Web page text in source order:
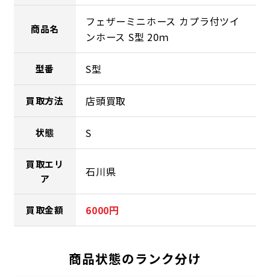
商品名
フェザーミニホース カプラ付ツイ
ンホース S型 20ｍ
型番 S型
買取方法 店頭買取
状態 S
買取エリ
ア
石川県
買取金額 6000円
商品状態のランク分け